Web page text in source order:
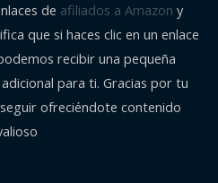
de afiliados a Amazon y
que si haces clic en un enlace
recibir una pequeña
para ti. Gracias por tu
ofreciéndote contenido